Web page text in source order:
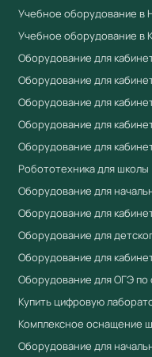
Учебное оборудование в
Учебное оборудование в
Оборудование для
Оборудование для
Оборудование для
Оборудование для
Оборудование для
Робототехника для школы
Оборудование для
Оборудование для
Оборудование для
Оборудование для
Оборудование для ОГЭ по
Купить цифровую
Комплексное оснащение
Оборудование для